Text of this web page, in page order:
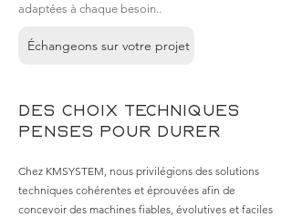
adaptées à chaque besoin..
Échangeons sur votre projet
Des choix techniques
pensés pour durer
Chez KMSYSTEM, nous privilégions des solutions
techniques cohérentes et éprouvées afin de
concevoir des machines fiables, évolutives et faciles